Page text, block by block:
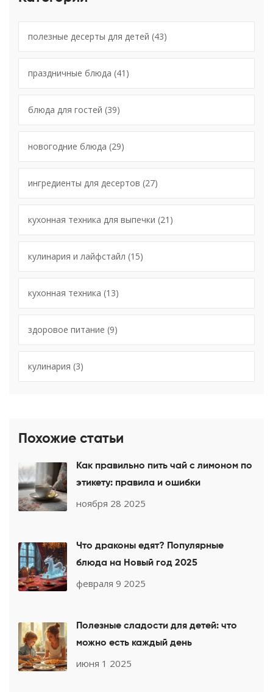
полезные десерты для детей (43)
праздничные блюда (41)
блюда для гостей (39)
новогодние блюда (29)
ингредиенты для десертов (27)
кухонная техника для выпечки (21)
кулинария и лайфстайл (15)
кухонная техника (13)
здоровое питание (9)
кулинария (3)
Похожие статьи
Как правильно пить чай с лимоном по
этикету: правила и ошибки
ноября 28 2025
Что драконы едят? Популярные
блюда на Новый год 2025
февраля 9 2025
Полезные сладости для детей: что
можно есть каждый день
июня 1 2025